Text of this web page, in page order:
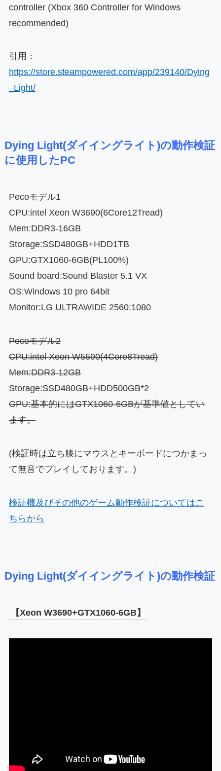
controller (Xbox 360 Controller for Windows
recommended)
引用：
https://store.steampowered.com/app/239140/Dying
_Light/
Dying Light(ダイイングライト)の動作検証
に使用したPC
Pecoモデル1
CPU:intel Xeon W3690(6Core12Tread)
Mem:DDR3-16GB
Storage:SSD480GB+HDD1TB
GPU:GTX1060-6GB(PL100%)
Sound board:Sound Blaster 5.1 VX
OS:Windows 10 pro 64bit
Monitor:LG ULTRAWIDE 2560:1080
Pecoモデル2
CPU:intel Xeon W5590(4Core8Tread)
Mem:DDR3-12GB
Storage:SSD480GB+HDD500GB*2
GPU:基本的にはGTX1060-6GBが基準値としてい
ます。
(検証時は立ち膝にマウスとキーボードにつかまっ
て無音でプレイしております。)
検証機及びその他のゲーム動作検証についてはこ
ちらから
Dying Light(ダイイングライト)の動作検証
【Xeon W3690+GTX1060-6GB】